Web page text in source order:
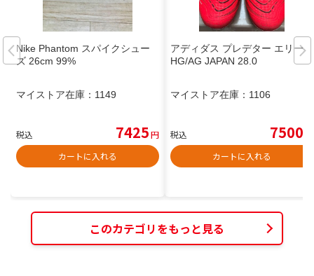
Nike Phantom スパイクシュー
ズ 26cm 99%
マイストア在庫： 1149
税込 7425円
カートに入れる
アディダス プレデター エリート
HG/AG JAPAN 28.0
マイストア在庫： 1106
税込 7500
カートに入れる
このカテゴリをもっと見る